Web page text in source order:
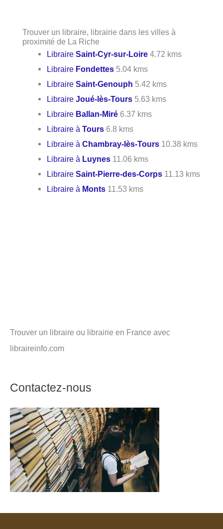
Trouver un libraire, librairie dans les villes à
proximité de La Riche
LibraireSaint-Cyr-sur-Loire 4.72 kms
Libraire Fondettes 5.04 kms
LibraireSaint-Genouph 5.42 kms
LibraireJoué-lès-Tours 5.63 kms
Libraire Ballan-Miré 6.37 kms
Libraire àTours 6.8 kms
Libraire àChambray-lès-Tours 10.38 kms
Libraire à Luynes 11.06 kms
LibraireSaint-Pierre-des-Corps 11.13 kms
Libraire à Monts 11.53 kms
Trouver un libraire ou librairie en France avec
libraireinfo.com
Contactez-nous